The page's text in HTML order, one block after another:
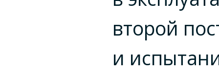
второй
и